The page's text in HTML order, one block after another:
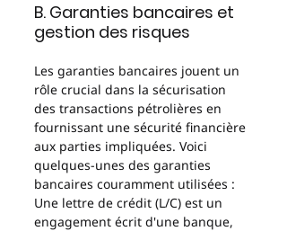
B. Garanties bancaires et
gestion des risques
Les garanties bancaires jouent un
rôle crucial dans la sécurisation
des transactions pétrolières en
fournissant une sécurité financière
aux parties impliquées. Voici
quelques-unes des garanties
bancaires couramment utilisées :
Une lettre de crédit (L/C) est un
engagement écrit d'une banque,